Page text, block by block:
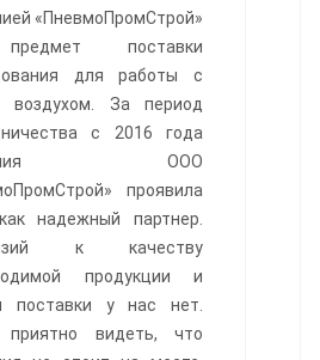
«ПневмоПромСтрой»
поставки
для работы с
воздухом. За период
с 2016 года
ООО
проявила
надежный партнер.
к качеству
продукции и
поставки у нас нет.
приятно видеть, что